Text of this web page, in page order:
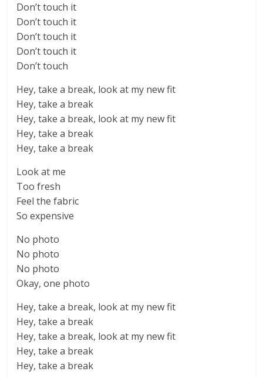
Don’t touch it
Don’t touch it
Don’t touch it
Don’t touch it
Don’t touch
Hey, take a break, look at my new fit
Hey, take a break
Hey, take a break, look at my new fit
Hey, take a break
Hey, take a break
Look at me
Too fresh
Feel the fabric
So expensive
No photo
No photo
No photo
Okay, one photo
Hey, take a break, look at my new fit
Hey, take a break
Hey, take a break, look at my new fit
Hey, take a break
Hey, take a break